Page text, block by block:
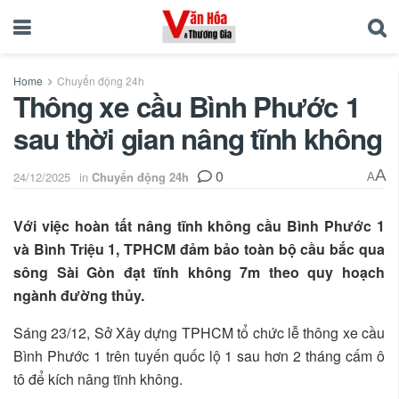
Home Chuyển động 24h
Thông xe cầu Bình Phước 1
sau thời gian nâng tĩnh không
24/12/2025 in Chuyển động 24h 0 AA
Với việc hoàn tất nâng tĩnh không cầu Bình Phước 1
và Bình Triệu 1, TPHCM đảm bảo toàn bộ cầu bắc qua
sông Sài Gòn đạt tĩnh không 7m theo quy hoạch
ngành đường thủy.
Sáng 23/12, Sở Xây dựng TPHCM tổ chức lễ thông xe cầu
Bình Phước 1 trên tuyến quốc lộ 1 sau hơn 2 tháng cấm ô
tô để kích nâng tĩnh không.